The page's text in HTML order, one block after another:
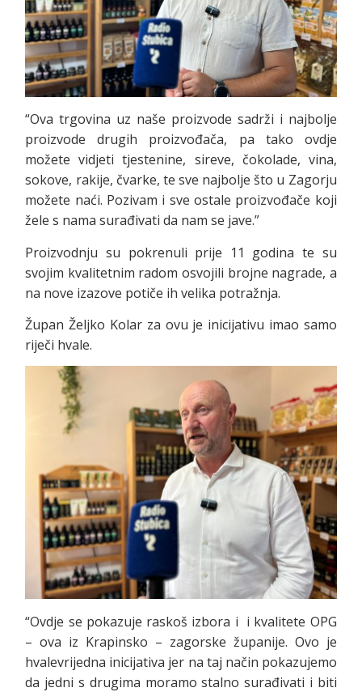
“Ova trgovina uz naše proizvode sadrži i najbolje
proizvode drugih proizvođača, pa tako ovdje
možete vidjeti tjestenine, sireve, čokolade, vina,
sokove, rakije, čvarke, te sve najbolje što u Zagorju
možete naći. Pozivam i sve ostale proizvođače koji
žele s nama surađivati da nam se jave.”
Proizvodnju su pokrenuli prije 11 godina te su
svojim kvalitetnim radom osvojili brojne nagrade, a
na nove izazove potiče ih velika potražnja.
Župan Željko Kolar za ovu je inicijativu imao samo
riječi hvale.
“Ovdje se pokazuje raskoš izbora i i kvalitete OPG
– ova iz Krapinsko – zagorske županije. Ovo je
hvalevrijedna inicijativa jer na taj način pokazujemo
da jedni s drugima moramo stalno surađivati i biti